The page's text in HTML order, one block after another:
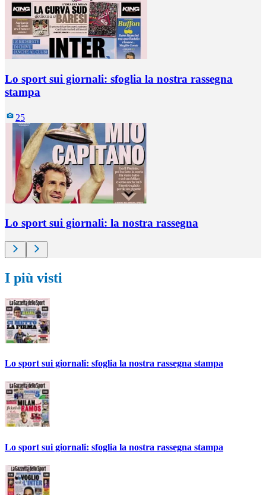
Lo sport sui giornali: sfoglia la nostra rassegna
stampa
25
Lo sport sui giornali: la nostra rassegna
I più visti
Lo sport sui giornali: sfoglia la nostra rassegna stampa
Lo sport sui giornali: sfoglia la nostra rassegna stampa